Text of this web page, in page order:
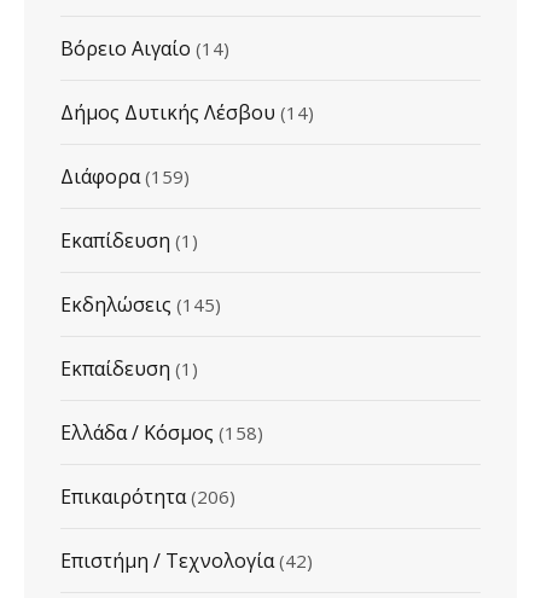
Βόρειο Αιγαίο (14)
Δήμος Δυτικής Λέσβου (14)
Διάφορα(159)
Εκαπίδευση (1)
Εκδηλώσεις (145)
Εκπαίδευση (1)
Ελλάδα / Κόσμος (158)
Επικαιρότητα(206)
Επιστήμη / Τεχνολογία(42)